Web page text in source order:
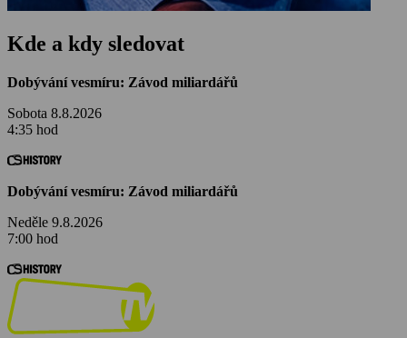
Kde a kdy sledovat
Dobývání vesmíru: Závod miliardářů
Sobota 8.8.2026
4:35 hod
Dobývání vesmíru: Závod miliardářů
Neděle 9.8.2026
7:00 hod